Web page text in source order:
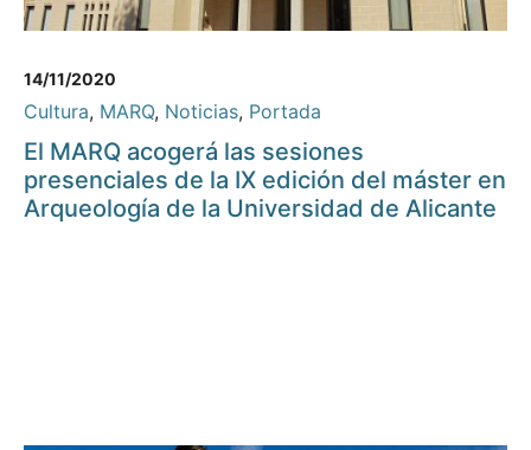
14/11/2020
Cultura, MARQ, Noticias, Portada
El MARQ acogerá las sesiones
presenciales de la IX edición del máster en
Arqueología de la Universidad de Alicante